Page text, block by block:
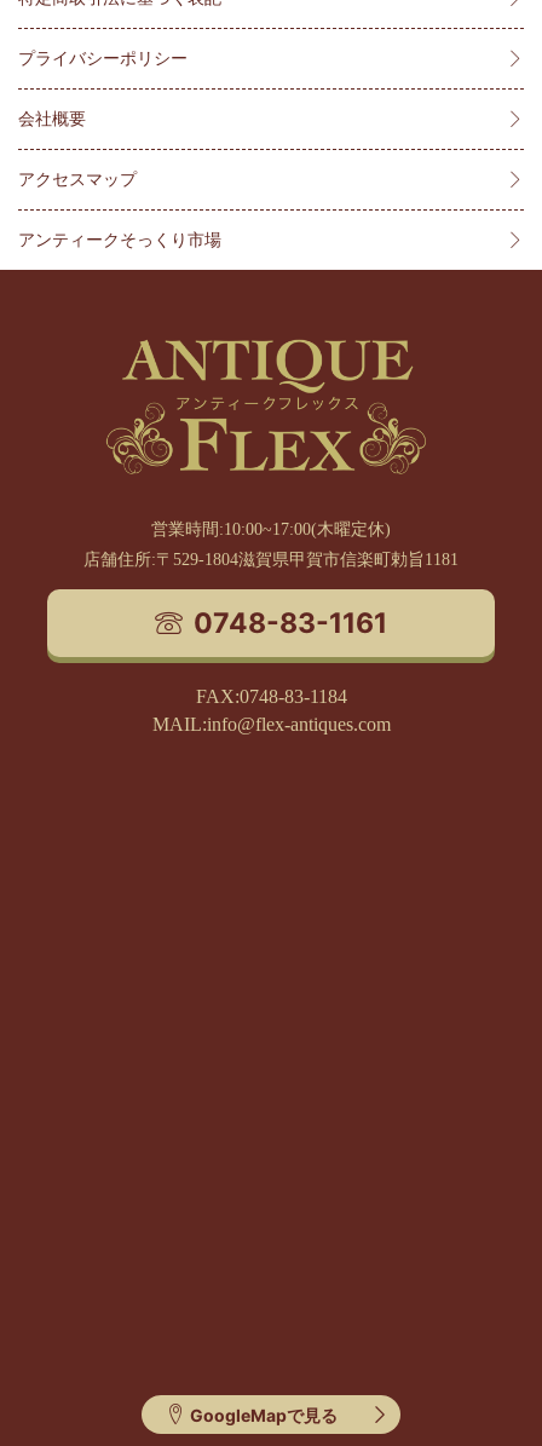
プライバシーポリシー
会社概要
アクセスマップ
アンティークそっくり市場
営業時間:10:00~17:00(木曜定休)
店舗住所:〒529-1804滋賀県甲賀市信楽町勅旨1181
0748-83-1161
FAX:0748-83-1184
MAIL:info@flex-antiques.com
GoogleMapで見る